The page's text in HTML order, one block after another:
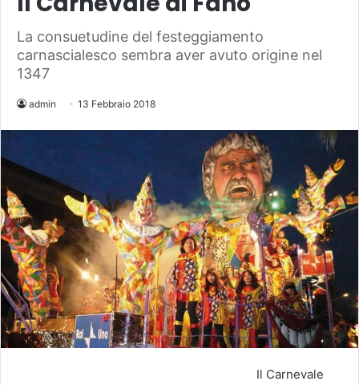
La consuetudine del festeggiamento
carnascialesco sembra aver avuto origine nel
1347
admin 13 Febbraio 2018
Il Carnevale